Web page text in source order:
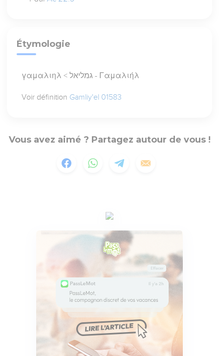
Étymologie
γαμαλιηλ < גמליאל - Γαμαλιήλ
Voir définition Gamliy'el 01583
Vous avez aimé ? Partagez autour de vous !